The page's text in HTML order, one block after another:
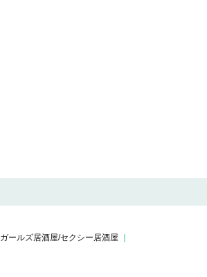
ガールズ居酒屋/セクシー居酒屋